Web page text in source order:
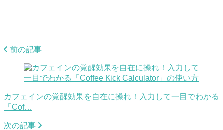
前の記事
カフェインの覚醒効果を自在に操れ！入力して一目でわかる
「Cof…
次の記事